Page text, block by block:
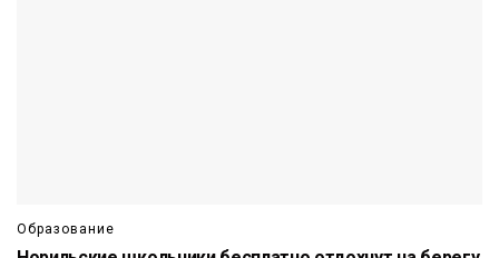
Образование